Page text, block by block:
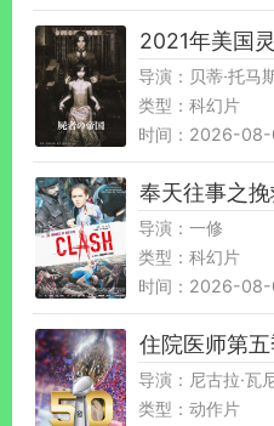
2021年美国
导演：贝蒂·托马
类型：科幻片
时间：2026-
奉天往事之
导演：一修
类型：科幻片
时间：2026-08-
住院医师第五
导演：尼古拉·瓦
类型：动作片